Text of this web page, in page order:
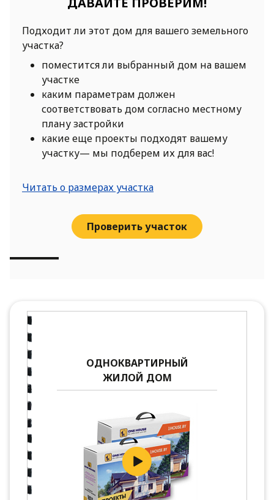
Подходит ли этот дом для вашего земельного
участка?
поместится ли выбранный дом на вашем
участке
каким параметрам должен
соответствовать дом согласно местному
плану застройки
какие еще проекты подходят вашему
участку— мы подберем их для вас!
Читать о размерах участка
Проверить участок
ОДНОКВАРТИРНЫЙ
ЖИЛОЙ ДОМ